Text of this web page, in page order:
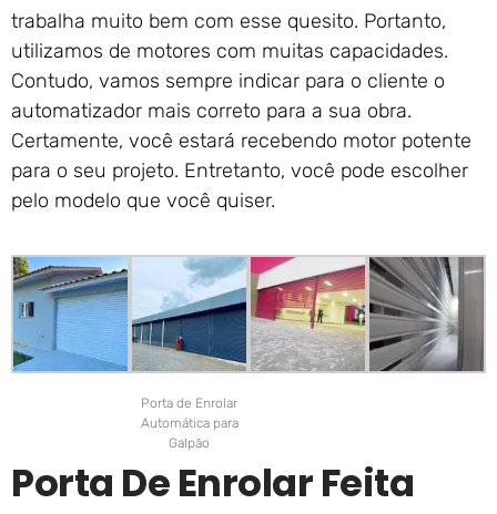
trabalha muito bem com esse quesito. Portanto,
utilizamos de motores com muitas capacidades.
Contudo, vamos sempre indicar para o cliente o
automatizador mais correto para a sua obra.
Certamente, você estará recebendo motor potente
para o seu projeto. Entretanto, você pode escolher
pelo modelo que você quiser.
Porta de Enrolar
Automática para
Galpão
Porta De Enrolar Feita